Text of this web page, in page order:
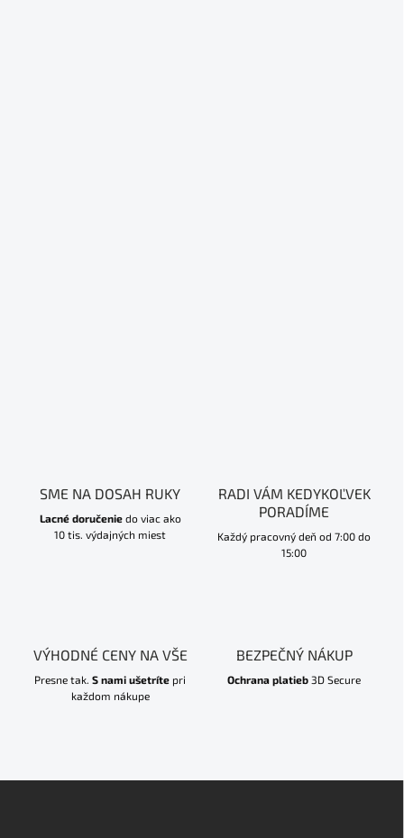
SME NA DOSAH RUKY
Lacné doručeniedo viac ako
10 tis. výdajných miest
RADI VÁM KEDYKOĽVEK
PORADÍME
Každý pracovný deň od 7:00 do
15:00
VÝHODNÉ CENY NA VŠE
Presne tak. S nami ušetríte pri
každom nákupe
BEZPEČNÝ NÁKUP
Ochrana platieb 3D Secure